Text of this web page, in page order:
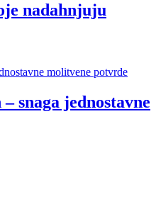
nadahnjuju
snaga jednostavne